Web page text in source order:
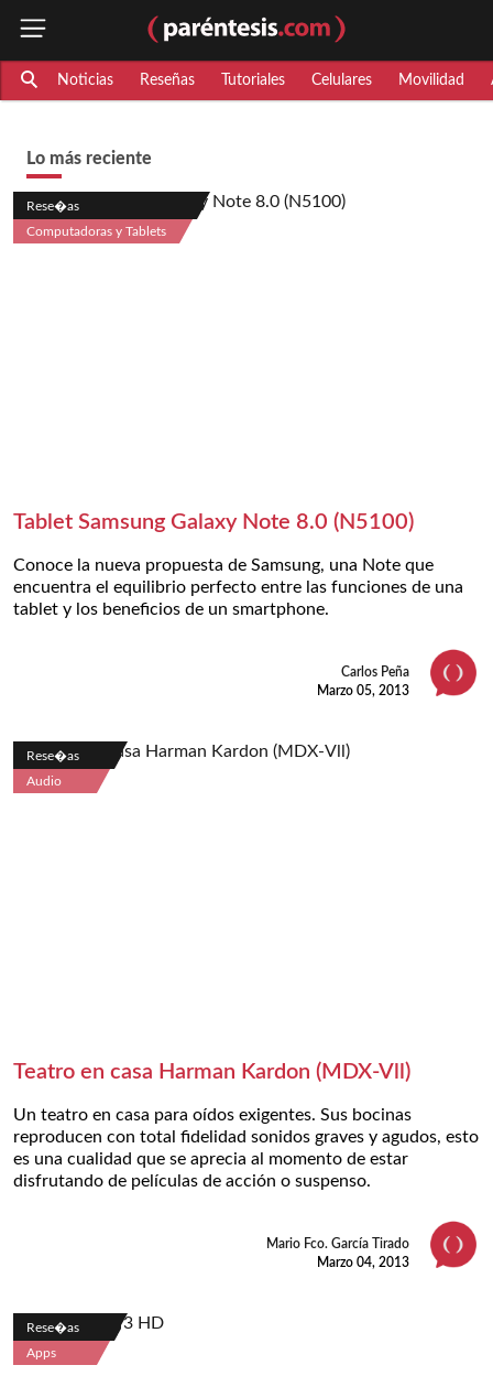
Noticias Reseñas Tutoriales Celulares Movilidad
Lo más reciente
Rese�as
Computadoras y Tablets
Tablet Samsung Galaxy Note 8.0 (N5100)
Conoce la nueva propuesta de Samsung, una Note que
encuentra el equilibrio perfecto entre las funciones de una
tablet y los beneficios de un smartphone.
Carlos Peña
Marzo 05, 2013
Rese�as
Audio
Teatro en casa Harman Kardon (MDX-Vll)
Un teatro en casa para oídos exigentes. Sus bocinas
reproducen con total fidelidad sonidos graves y agudos, esto
es una cualidad que se aprecia al momento de estar
disfrutando de películas de acción o suspenso.
Mario Fco. García Tirado
Marzo 04, 2013
Rese�as
Apps